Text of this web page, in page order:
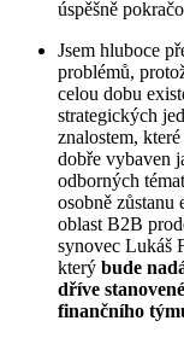
úspěšně
Jsem hluboce
problémů,
celou dobu
strategických
znalostem,
dobře vybaven
odborných
osobně
oblast B2B
synovec Lukáš
který bude
dříve
finančního